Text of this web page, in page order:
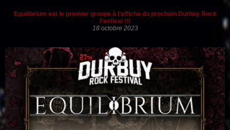
Equilibrium est le premier groupe à l’affiche du prochain Durbuy Rock
Festival !!!
18 octobre 2023